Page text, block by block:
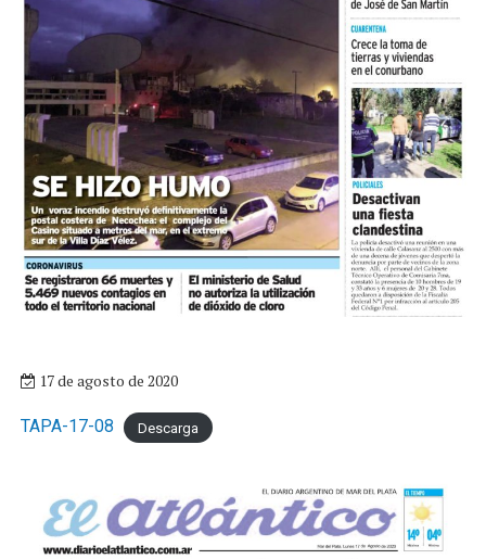
17 de agosto de 2020
TAPA-17-08 Descarga